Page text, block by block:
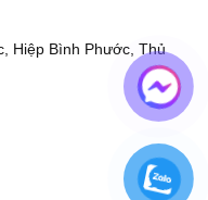
Hiệp Bình Phước, Thủ